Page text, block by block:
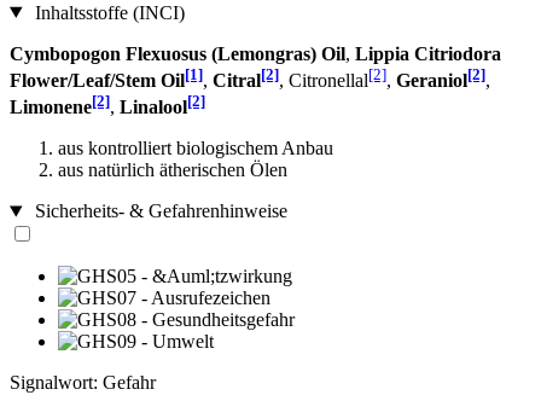
Inhaltsstoffe (INCI)
Cymbopogon Flexuosus (Lemongras) Oil, Lippia Citriodora
Flower/Leaf/Stem Oil[1], Citral[2], Citronellal[2], Geraniol[2],
Limonene[2], Linalool[2]
aus kontrolliert biologischem Anbau
aus natürlich ätherischen Ölen
Sicherheits- & Gefahrenhinweise
Signalwort: Gefahr